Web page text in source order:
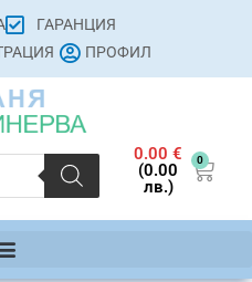
ГАРАНЦИЯ
ПРОФИЛ
0.00€
(0.00
лв.)
0